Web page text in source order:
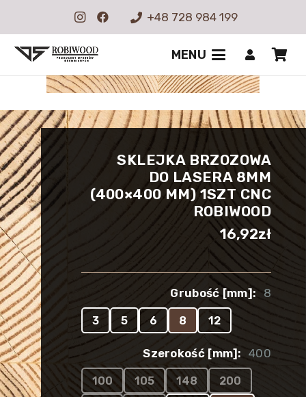
+48 728 984 199
MENU
SKLEJKA BRZOZOWA
DO LASERA 8MM
(400×400 MM) 1SZT CNC
ROBIWOOD
16,92zł
Grubość [mm]: 8
3 5 6 8 12
Szerokość [mm]: 400
100 105 148 200